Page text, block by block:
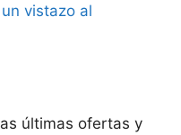
vistazo al
últimas ofertas y